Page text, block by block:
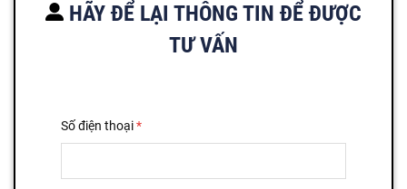
HÃY ĐỂ LẠI THÔNG TIN ĐỂ ĐƯỢC
TƯ VẤN